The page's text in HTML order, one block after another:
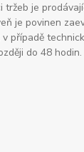
tržeb je
je povinen
případě
do 48 hodin.